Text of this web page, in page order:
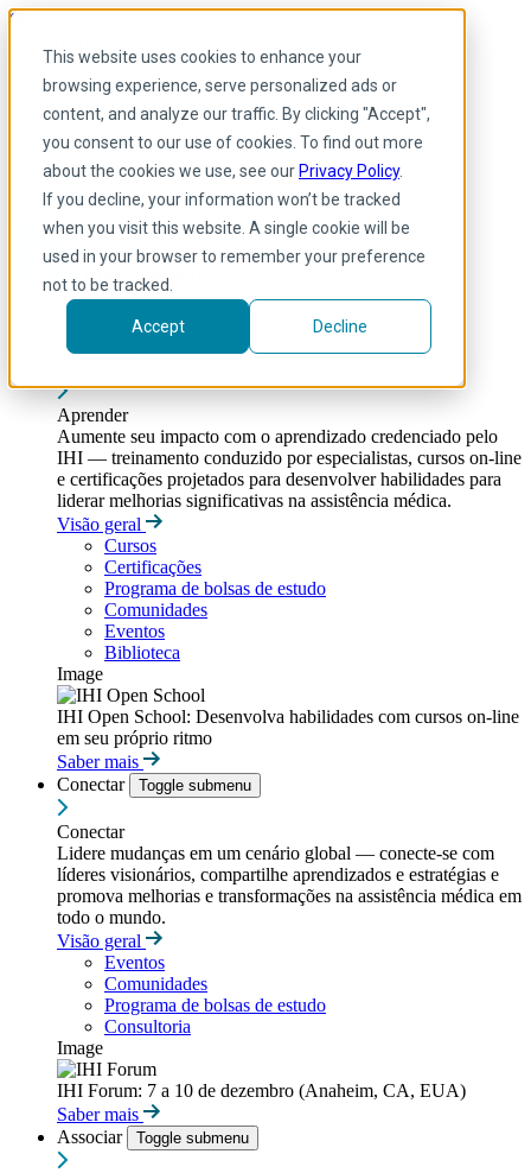
This website uses cookies to enhance your
browsing experience, serve personalized ads or
content, and analyze our traffic. By clicking "Accept",
you consent to our use of cookies. To find out more
about the cookies we use, see our Privacy Policy.
If you decline, your information won’t be tracked
when you visit this website. A single cookie will be
used in your browser to remember your preference
not to be tracked.
Accept Decline
Skip to main content
Portuguese
Arabic
Inglês
Francês
Portuguese
Spanish
Aprender
Aumente seu impacto com o aprendizado credenciado pelo
IHI — treinamento conduzido por especialistas, cursos on-line
e certificações projetados para desenvolver habilidades para
liderar melhorias significativas na assistência médica.
Visão geral
Cursos
Certificações
Programa de bolsas de estudo
Comunidades
Eventos
Biblioteca
Image
IHI Open School: Desenvolva habilidades com cursos on-line
em seu próprio ritmo
Saber mais
Conectar
Toggle submenu
Conectar
Lidere mudanças em um cenário global — conecte-se com
líderes visionários, compartilhe aprendizados e estratégias e
promova melhorias e transformações na assistência médica em
todo o mundo.
Visão geral
Eventos
Comunidades
Programa de bolsas de estudo
Consultoria
Image
IHI Forum: 7 a 10 de dezembro (Anaheim, CA, EUA)
Saber mais
Associar
Toggle submenu